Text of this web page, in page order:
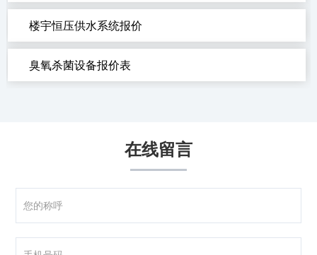
楼宇恒压供水系统报价
臭氧杀菌设备报价表
在线留言